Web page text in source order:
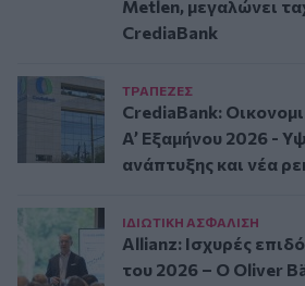
Metlen, μεγαλώνει
CrediaBank
ΤΡAΠΕΖΕΣ
CrediaBank:
A’ Εξαμήνου 2026 -
ανάπτυξης και νέα
ΙΔΙΩΤΙΚΗ ΑΣΦAΛΙΣΗ
Allianz: Ισχυρές
του 2026 – Ο Oliver